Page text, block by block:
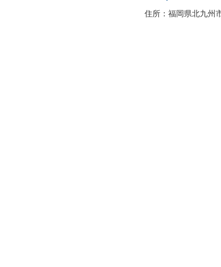
住所：福岡県北九州